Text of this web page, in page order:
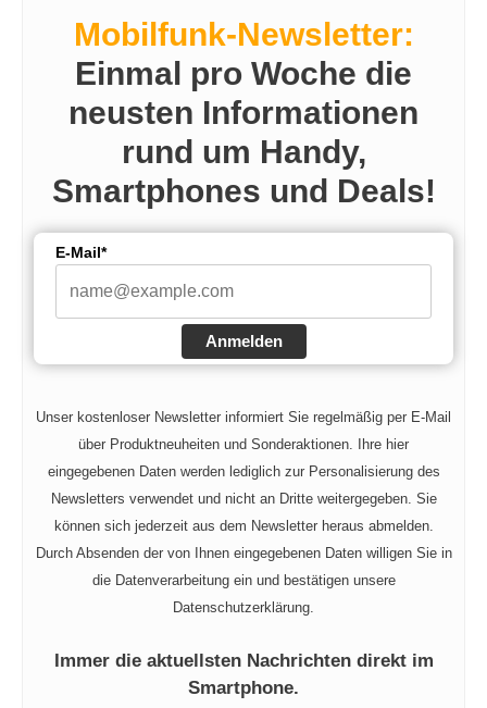
Mobilfunk-Newsletter:
Einmal pro Woche die
neusten Informationen
rund um Handy,
Smartphones und Deals!
E-Mail*
Anmelden
Unser kostenloser Newsletter informiert Sie regelmäßig per E-Mail
über Produktneuheiten und Sonderaktionen. Ihre hier
eingegebenen Daten werden lediglich zur Personalisierung des
Newsletters verwendet und nicht an Dritte weitergegeben. Sie
können sich jederzeit aus dem Newsletter heraus abmelden.
Durch Absenden der von Ihnen eingegebenen Daten willigen Sie in
die Datenverarbeitung ein und bestätigen unsere
Datenschutzerklärung.
Immer die aktuellsten Nachrichten direkt im
Smartphone.